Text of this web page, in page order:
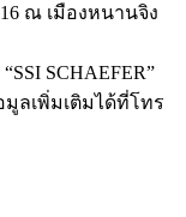
ณ เมืองหนานจิง
SCHAEFER”
มูลเพิ่มเติมได้ที่โทร